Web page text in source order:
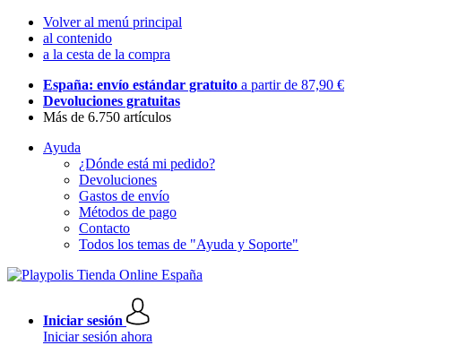
Volver al menú principal
al contenido
a la cesta de la compra
España: envío estándar gratuito a partir de 87,90 €
Devoluciones gratuitas
Más de 6.750 artículos
Ayuda
¿Dónde está mi pedido?
Devoluciones
Gastos de envío
Métodos de pago
Contacto
Todos los temas de "Ayuda y Soporte"
Iniciar sesión
Iniciar sesión ahora